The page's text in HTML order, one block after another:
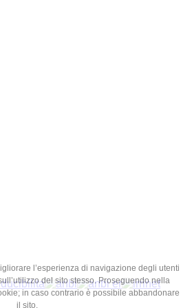
l’esperienza di navigazione degli utenti
del sito stesso. Proseguendo nella
in caso contrario è possibile abbandonare
il sito.